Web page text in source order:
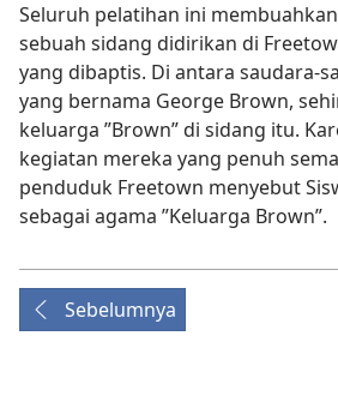
Seluruh pelatihan ini membuahkan
sebuah sidang didirikan di
yang dibaptis. Di antara saudara-
yang bernama George Brown,
keluarga ”Brown” di sidang itu.
kegiatan mereka yang penuh
penduduk Freetown menyebut
sebagai agama ”Keluarga Brown”.
Sebelumnya